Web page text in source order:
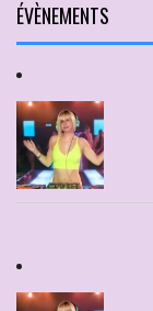
ÉVÈNEMENTS